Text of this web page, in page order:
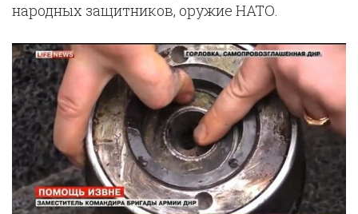
народных защитников, оружие НАТО.